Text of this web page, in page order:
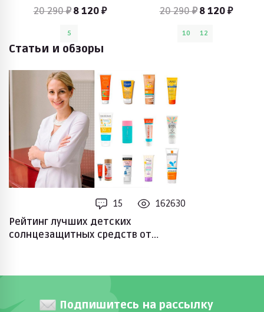
принтом)
20 290 ₽ 8 120 ₽
5
20 290 ₽ 8 120 ₽
10 12
Статьи и обзоры
15
162630
Рейтинг лучших детских
солнцезащитных средств от
Подпишитесь на рассылку